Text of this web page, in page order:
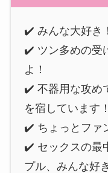
✔️ みんな大好き
✔️ ツン多めの受
よ！
✔️ 不器用な攻め
を宿しています！
✔️ ちょっとファ
✔️ セックスの最
プル、みんな好